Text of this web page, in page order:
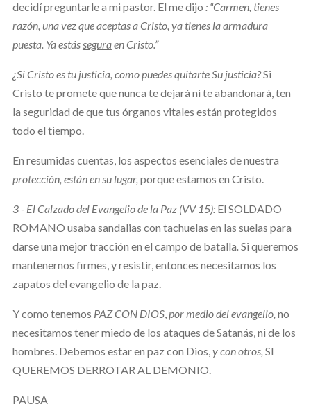
decidí preguntarle a mi pastor. El me dijo : “Carmen, tienes
razón, una vez que aceptas a Cristo, ya tienes la armadura
puesta. Ya estásseguraen Cristo.”
¿Si Cristo es tu justicia, como puedes quitarte Su justicia?Si
Cristo te promete que nunca te dejará ni te abandonará, ten
la seguridad de que tus órganos vitales están protegidos
todo el tiempo.
En resumidas cuentas, los aspectos esenciales de nuestra
protección, están en su lugar, porque estamos en Cristo.
3 - El Calzado del Evangelio de la Paz (VV 15): El SOLDADO
ROMANO usaba sandalias con tachuelas en las suelas para
darse una mejor tracción en el campo de batalla. Si queremos
mantenernos firmes, y resistir, entonces necesitamos los
zapatos del evangelio de la paz.
Y como tenemos PAZ CON DIOS,por medio del evangelio, no
necesitamos tener miedo de los ataques de Satanás, ni de los
hombres. Debemos estar en paz con Dios,y con otros, SI
QUEREMOS DERROTAR AL DEMONIO.
PAUSA